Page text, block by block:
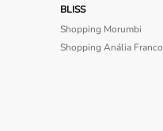
BLISS
Shopping Morumbi
Shopping Anália Franco